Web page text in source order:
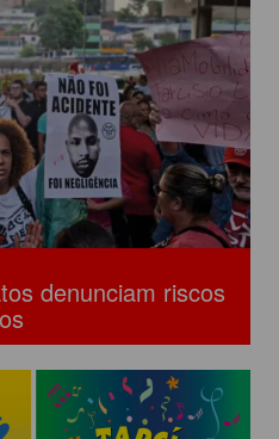
denunciam riscos